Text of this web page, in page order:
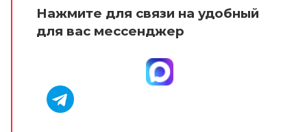
Нажмите для связи на удобный
для вас мессенджер